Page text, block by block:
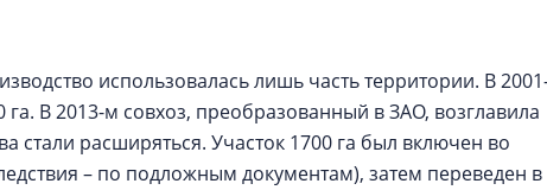
использовалась лишь часть территории. В
В 2013-м совхоз, преобразованный в ЗАО, возглавила
стали расширяться. Участок 1700 га был включен во
– по подложным документам), затем переведен в